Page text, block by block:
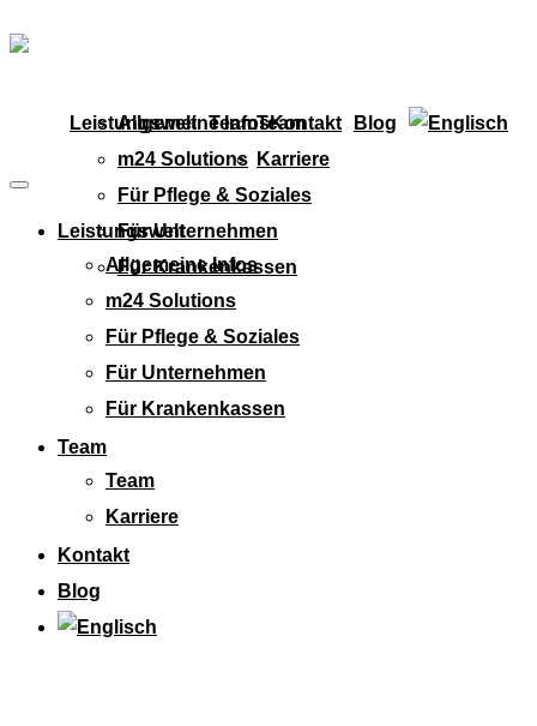
Leistungswelt
Allgemeine Infos
m24 Solutions
Für Pflege & Soziales
Für Unternehmen
Für Krankenkassen
TeamTeam
Karriere
Kontakt Blog
Leistungswelt
Allgemeine Infos
m24 Solutions
Für Pflege & Soziales
Für Unternehmen
Für Krankenkassen
Team
Team
Karriere
Kontakt
Blog